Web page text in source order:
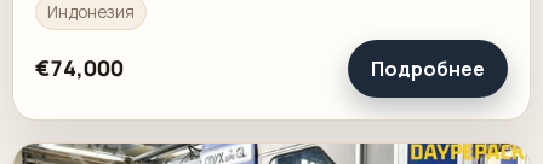
Индонезия
€74,000 Подробнее